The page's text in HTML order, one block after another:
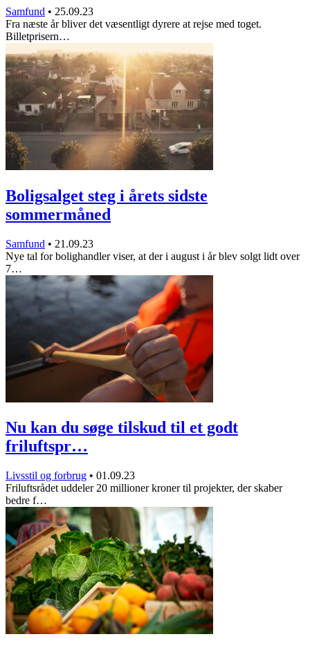
Samfund • 25.09.23
Fra næste år bliver det væsentligt dyrere at rejse med toget.
Billetprisern…
Boligsalget steg i årets sidste
sommermåned
Samfund • 21.09.23
Nye tal for bolighandler viser, at der i august i år blev solgt lidt over
7…
Nu kan du søge tilskud til et godt
friluftspr…
Livsstil og forbrug • 01.09.23
Friluftsrådet uddeler 20 millioner kroner til projekter, der skaber
bedre f…